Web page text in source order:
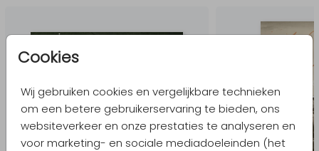
Cookies
Wij gebruiken cookies en vergelijkbare technieken
om een betere gebruikerservaring te bieden, ons
websiteverkeer en onze prestaties te analyseren en
voor marketing- en sociale mediadoeleinden (het